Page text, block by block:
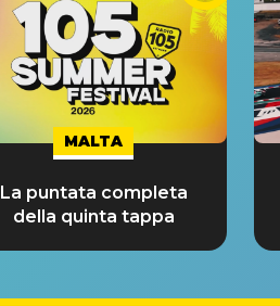
MALTA
La puntata completa
della quinta tappa